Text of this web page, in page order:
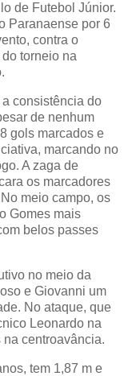
de Futebol Júnior.
Paranaense por 6
contra o
torneio na
consistência do
de nenhum
gols marcados e
marcando no
A zaga de
os marcadores
meio campo, os
Gomes mais
belos passes
no meio da
e Giovanni um
No ataque, que
Leonardo na
centroavância.
tem 1,87 m e